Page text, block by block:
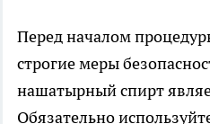
Перед началом
строгие меры
нашатырный спирт
Обязательно